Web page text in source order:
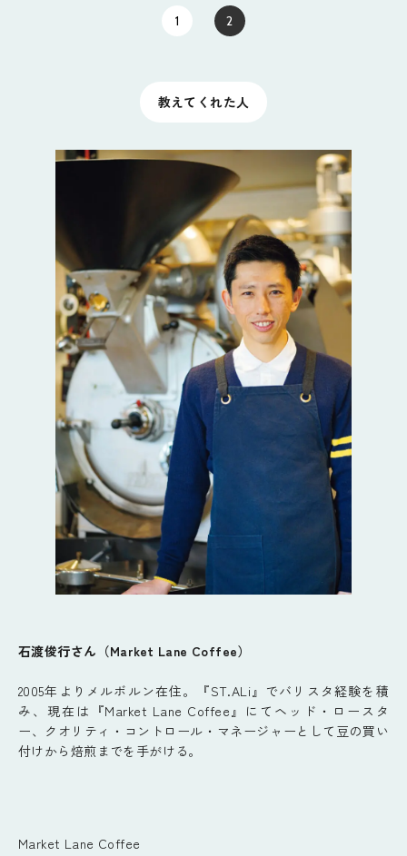
1 2
教えてくれた人
石渡俊行さん（Market Lane Coffee）
2005年よりメルボルン在住。『ST.ALi』でバリスタ経験を積
み、現在は『Market Lane Coffee』にてヘッド・ロースタ
ー、クオリティ・コントロール・マネージャーとして豆の買い
付けから焙煎までを手がける。
Market Lane Coffee